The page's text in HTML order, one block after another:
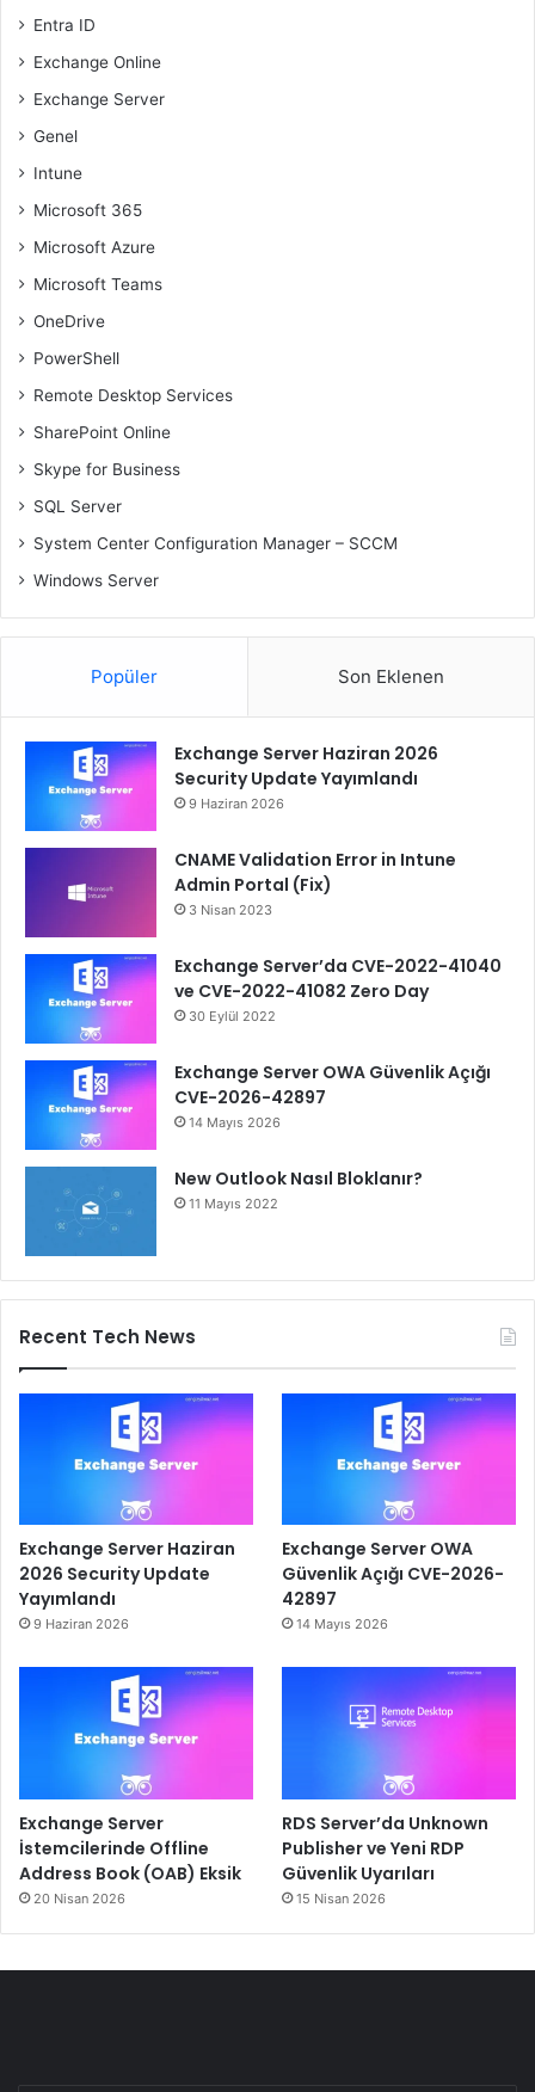
Entra ID
Exchange Online
Exchange Server
Genel
Intune
Microsoft 365
Microsoft Azure
Microsoft Teams
OneDrive
PowerShell
Remote Desktop Services
SharePoint Online
Skype for Business
SQL Server
System Center Configuration Manager – SCCM
Windows Server
Popüler Son Eklenen
Exchange Server Haziran 2026
Security Update Yayımlandı
9 Haziran 2026
CNAME Validation Error in Intune
Admin Portal (Fix)
3 Nisan 2023
Exchange Server’da CVE-2022-41040
ve CVE-2022-41082 Zero Day
30 Eylül 2022
Exchange Server OWA Güvenlik Açığı
CVE-2026-42897
14 Mayıs 2026
New Outlook Nasıl Bloklanır?
11 Mayıs 2022
Recent Tech News
Exchange Server Haziran
2026 Security Update
Yayımlandı
9 Haziran 2026
Exchange Server OWA
Güvenlik Açığı CVE-2026-
42897
14 Mayıs 2026
Exchange Server
İstemcilerinde Offline
Address Book (OAB) Eksik
20 Nisan 2026
RDS Server’da Unknown
Publisher ve Yeni RDP
Güvenlik Uyarıları
15 Nisan 2026